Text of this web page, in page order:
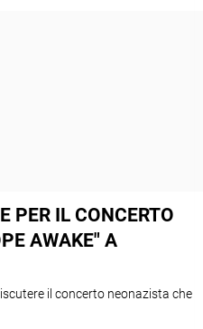
PER IL CONCERTO
AWAKE" A
il concerto neonazista che